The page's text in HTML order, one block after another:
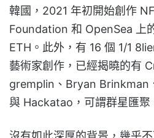
韓國，2021 年初開始創作
Foundation 和 OpenSea 上
ETH。此外，有 16 個 1/1
藝術家創作，已經揭曉的有
gremplin、Bryan Brinkman
與 Hackatao，可謂群星匯聚